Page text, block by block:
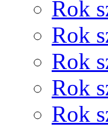
Rok
Rok
Rok
Rok
Rok